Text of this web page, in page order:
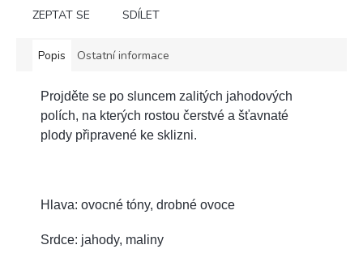
ZEPTAT SE SDÍLET
Popis Ostatní informace
Projděte se po sluncem zalitých jahodových
polích, na kterých rostou čerstvé a šťavnaté
plody připravené ke sklizni.
Hlava: ovocné tóny, drobné ovoce
Srdce: jahody, maliny